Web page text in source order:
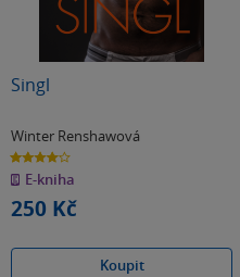
Singl
Winter Renshawová
4.0
z
5
hvězdiček
E-kniha
250 Kč
Koupit